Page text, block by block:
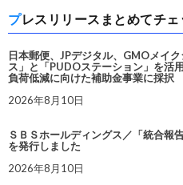
プレスリリースまとめてチェ
日本郵便、JPデジタル、GMOメイ
ス」と「PUDOステーション」を活
負荷低減に向けた補助金事業に採択
2026年8月10日
ＳＢＳホールディングス／「統合
を発行しました
2026年8月10日